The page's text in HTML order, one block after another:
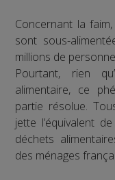
Concernant la
sont sous-
millions de
Pourtant, rien
alimentaire, ce
partie résolue.
jette l’équivalent
déchets
des ménages